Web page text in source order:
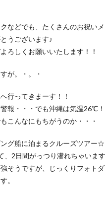
などでも、たくさんのお祝い
うございます♪
ろしくお願いいたします！！
が。・。・
行ってきまーす！！
報・・・でも沖縄は気温26℃！
こんなにもちがうのか・・・
グ船に泊まるクルーズツアー☆
、2日間がっつり潜れちゃいます
そうですが、じっくりフォト
。